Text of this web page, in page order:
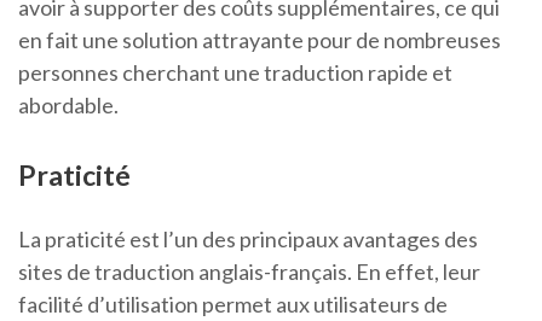
avoir à supporter des coûts supplémentaires, ce qui
en fait une solution attrayante pour de nombreuses
personnes cherchant une traduction rapide et
abordable.
Praticité
La praticité est l’un des principaux avantages des
sites de traduction anglais-français. En effet, leur
facilité d’utilisation permet aux utilisateurs de